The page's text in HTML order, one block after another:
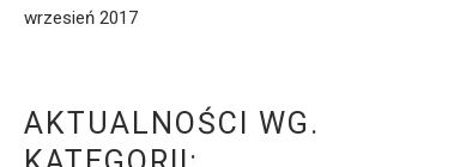
wrzesień 2017
AKTUALNOŚCI WG.